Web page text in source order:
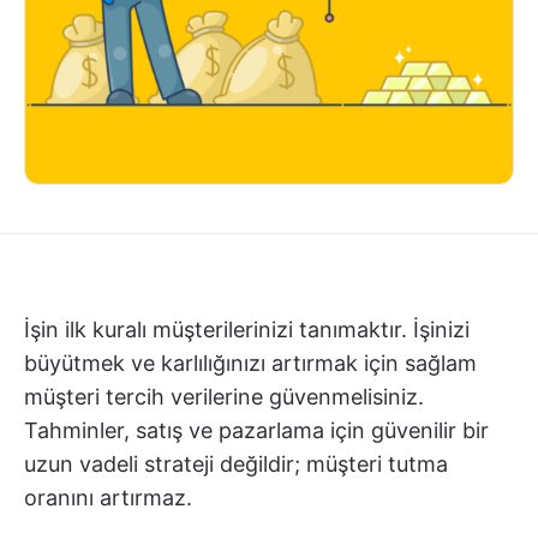
İşin ilk kuralı müşterilerinizi tanımaktır. İşinizi
büyütmek ve karlılığınızı artırmak için sağlam
müşteri tercih verilerine güvenmelisiniz.
Tahminler, satış ve pazarlama için güvenilir bir
uzun vadeli strateji değildir; müşteri tutma
oranını artırmaz.